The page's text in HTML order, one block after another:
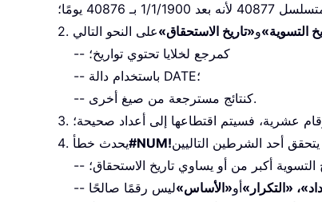
لأنه بعد 1/1/1900 بـ 40876 يومًا؛
التسوية»و«تاريخ الاستحقاق»
-- كمرجع لخلايا تحتوي تواريخ؛
-- باستخدام دالة DATE؛
-- كنتائج مسترجعة من صيغ أخرى.
عشرية، فسيتم اقتطاعها إلى أعداد صحيحة؛
4. يحدث خطأ#NUM!
التسوية أكبر من أو يساوي تاريخ الاستحقاق؛
«التكرار»أو«الأساس»